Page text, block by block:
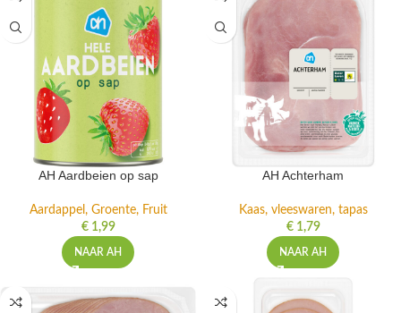
AH Aardbeien op sap
Aardappel, Groente, Fruit
€1,99
NAAR AH
AH Achterham
Kaas, vleeswaren, tapas
€1,79
NAAR AH